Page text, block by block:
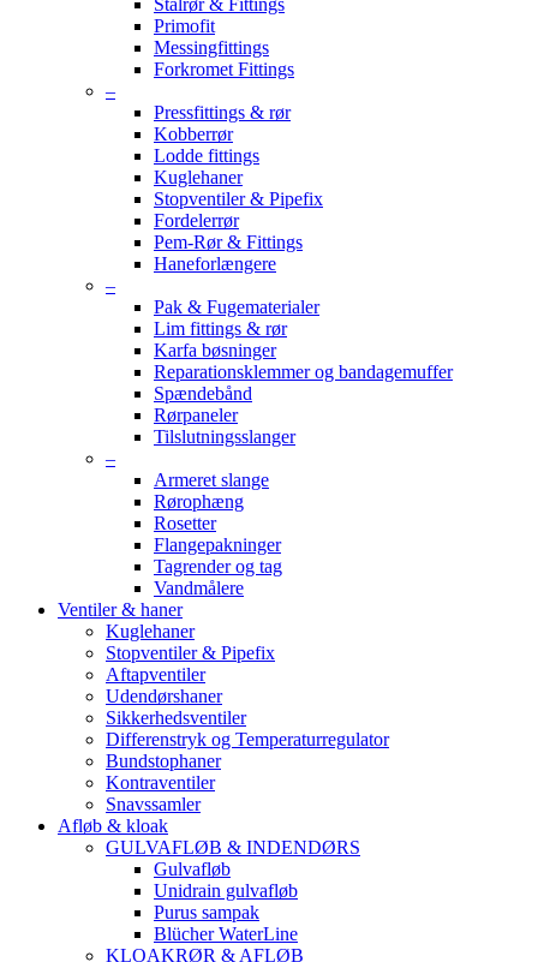
Stålrør & Fittings
Primofit
Messingfittings
Forkromet Fittings
–
Pressfittings & rør
Kobberrør
Lodde fittings
Kuglehaner
Stopventiler & Pipefix
Fordelerrør
Pem-Rør & Fittings
Haneforlængere
–
Pak & Fugematerialer
Lim fittings & rør
Karfa bøsninger
Reparationsklemmer og bandagemuffer
Spændebånd
Rørpaneler
Tilslutningsslanger
–
Armeret slange
Rørophæng
Rosetter
Flangepakninger
Tagrender og tag
Vandmålere
Ventiler & haner
Kuglehaner
Stopventiler & Pipefix
Aftapventiler
Udendørshaner
Sikkerhedsventiler
Differenstryk og Temperaturregulator
Bundstophaner
Kontraventiler
Snavssamler
Afløb & kloak
GULVAFLØB & INDENDØRS
Gulvafløb
Unidrain gulvafløb
Purus sampak
Blücher WaterLine
KLOAKRØR & AFLØB